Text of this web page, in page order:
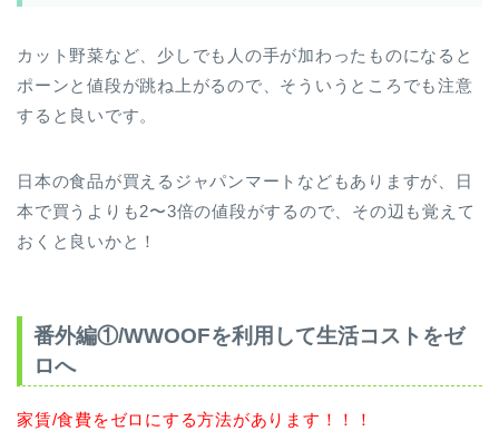
カット野菜など、少しでも人の手が加わったものになると
ポーンと値段が跳ね上がるので、そういうところでも注意
すると良いです。
日本の食品が買えるジャパンマートなどもありますが、日
本で買うよりも2〜3倍の値段がするので、その辺も覚えて
おくと良いかと！
番外編①/WWOOFを利用して生活コストをゼ
ロへ
家賃/食費をゼロにする方法があります！！！